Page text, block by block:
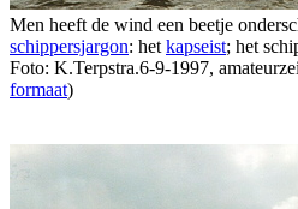
Men heeft de wind een beetje
schippersjargon: het kapseist; het
Foto: K.Terpstra.6-9-1997,
formaat)